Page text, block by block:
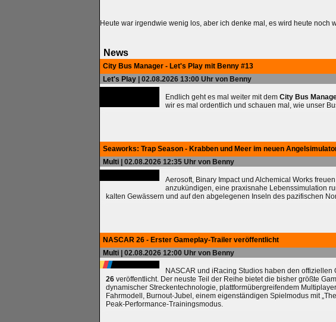
Heute war irgendwie wenig los, aber ich denke mal, es wird heute noch
News
City Bus Manager - Let's Play mit Benny #13
Let's Play | 02.08.2026 13:00 Uhr von Benny
Endlich geht es mal weiter mit dem City Bus
wir es mal ordentlich und schauen mal, wie unser
Seaworks: Trap Season - Krabben und Meer im neuen
Multi | 02.08.2026 12:35 Uhr von Benny
Aerosoft, Binary Impact und Alchemical Works
anzukündigen, eine praxisnahe Lebenssimulation
kalten Gewässern und auf den abgelegenen Inseln des pazifischen
NASCAR 26 - Erster Gameplay-Trailer veröffentlicht
Multi | 02.08.2026 12:00 Uhr von Benny
NASCAR und iRacing Studios haben den offiziellen
26 veröffentlicht. Der neuste Teil der Reihe bietet die bisher größte
dynamischer Streckentechnologie, plattformübergreifendem
Fahrmodell, Burnout-Jubel, einem eigenständigen Spielmodus mit
Peak-Performance-Trainingsmodus.